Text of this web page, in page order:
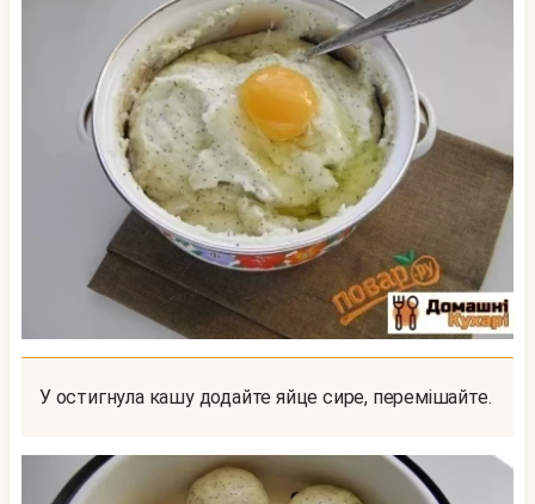
У остигнула кашу додайте яйце сире, перемішайте.